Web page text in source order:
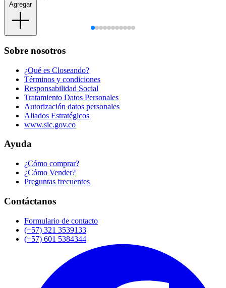
Agregar
Sobre nosotros
¿Qué es Closeando?
Términos y condiciones
Responsabilidad Social
Tratamiento Datos Personales
Autorización datos personales
Aliados Estratégicos
www.sic.gov.co
Ayuda
¿Cómo comprar?
¿Cómo Vender?
Preguntas frecuentes
Contáctanos
Formulario de contacto
(+57) 321 3539133
(+57) 601 5384344